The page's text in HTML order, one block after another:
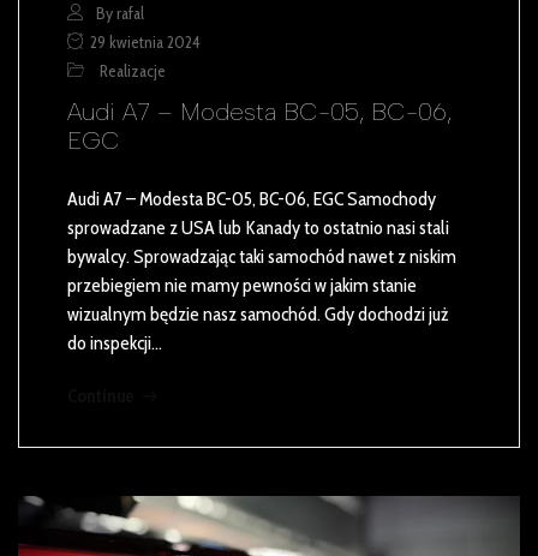
By rafal
29 kwietnia 2024
Realizacje
Audi A7 – Modesta BC-05, BC-06,
EGC
Audi A7 – Modesta BC-05, BC-06, EGC Samochody
sprowadzane z USA lub Kanady to ostatnio nasi stali
bywalcy. Sprowadzając taki samochód nawet z niskim
przebiegiem nie mamy pewności w jakim stanie
wizualnym będzie nasz samochód. Gdy dochodzi już
do inspekcji…